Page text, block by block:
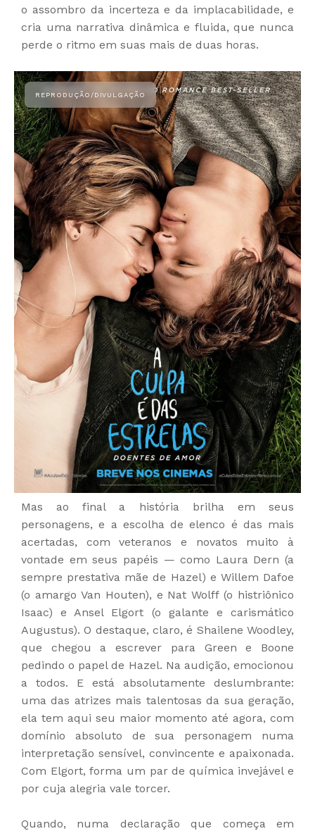
o assombro da incerteza e da implacabilidade, e
cria uma narrativa dinâmica e fluida, que nunca
perde o ritmo em suas mais de duas horas.
Mas ao final a história brilha em seus
personagens, e a escolha de elenco é das mais
acertadas, com veteranos e novatos muito à
vontade em seus papéis — como Laura Dern (a
sempre prestativa mãe de Hazel) e Willem Dafoe
(o amargo Van Houten), e Nat Wolff (o histriônico
Isaac) e Ansel Elgort (o galante e carismático
Augustus). O destaque, claro, é Shailene Woodley,
que chegou a escrever para Green e Boone
pedindo o papel de Hazel. Na audição, emocionou
a todos. E está absolutamente deslumbrante:
uma das atrizes mais talentosas da sua geração,
ela tem aqui seu maior momento até agora, com
domínio absoluto de sua personagem numa
interpretação sensível, convincente e apaixonada.
Com Elgort, forma um par de química invejável e
por cuja alegria vale torcer.
Quando, numa declaração que começa em